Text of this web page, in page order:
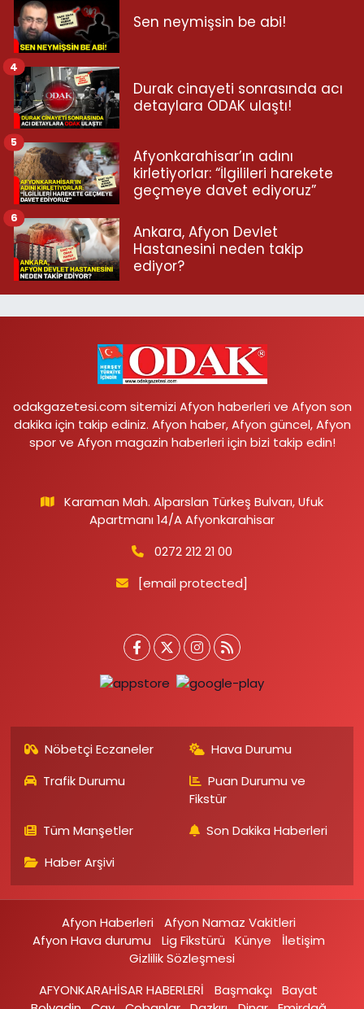
Sen neymişsin be abi!
Durak cinayeti sonrasında acı
detaylara ODAK ulaştı!
4
Afyonkarahisar’ın adını
kirletiyorlar: “İlgilileri harekete
geçmeye davet ediyoruz”
5
Ankara, Afyon Devlet
Hastanesini neden takip
ediyor?
6
odakgazetesi.com sitemizi Afyon haberleri ve Afyon son
dakika için takip ediniz. Afyon haber, Afyon güncel, Afyon
spor ve Afyon magazin haberleri için bizi takip edin!
Karaman Mah. Alparslan Türkeş Bulvarı, Ufuk
Apartmanı 14/A Afyonkarahisar
0272 212 21 00
[email protected]
Nöbetçi Eczaneler
Hava Durumu
Trafik Durumu
Puan Durumu ve
Fikstür
Tüm Manşetler
Son Dakika Haberleri
Haber Arşivi
Afyon Haberleri
Afyon Namaz Vakitleri
Afyon Hava durumu
Lig Fikstürü Künye
İletişim
Gizlilik Sözleşmesi
AFYONKARAHİSAR HABERLERİ
Başmakçı
Bayat